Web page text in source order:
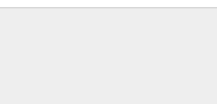
Festival